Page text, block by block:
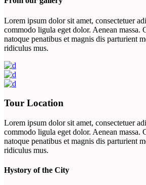
Lorem ipsum dolor sit amet, consectetuer
commodo ligula eget dolor. Aenean massa.
natoque penatibus et magnis dis parturient
ridiculus mus.
Tour Location
Lorem ipsum dolor sit amet, consectetuer
commodo ligula eget dolor. Aenean massa.
natoque penatibus et magnis dis parturient
ridiculus mus.
Hystory of the City